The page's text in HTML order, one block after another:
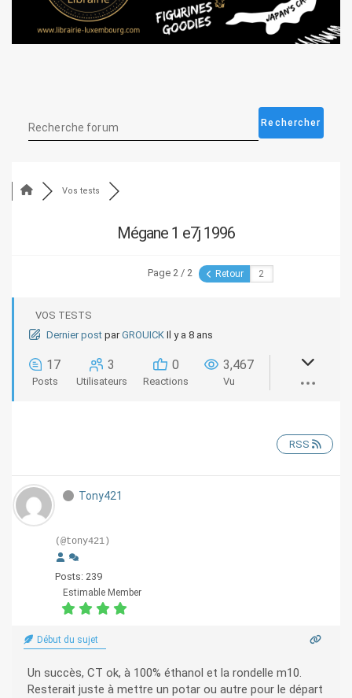
Vos tests
Mégane 1 e7j 1996
Page 2 / 2 Retour
VOS TESTS
Dernier post par GROUICK Il y a 8 ans
17
Posts
3
Utilisateurs
0
Reactions
3,467
Vu
RSS
Tony421
(@tony421)
Posts: 239
Estimable Member
Début du sujet
Un succès, CT ok, à 100% éthanol et la rondelle m10.
Resterait juste à mettre un potar ou autre pour le départ